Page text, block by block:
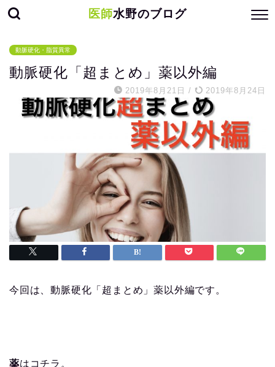
医師水野のブログ
動脈硬化・脂質異常
動脈硬化「超まとめ」薬以外編
2019年8月21日 / 2019年8月24日
今回は、動脈硬化「超まとめ」薬以外編です。
薬はコチラ。